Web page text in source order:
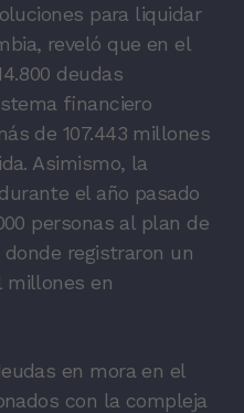
para liquidar
reveló que en el
deudas
financiero
de 107.443 millones
Asimismo, la
el año pasado
personas al plan de
registraron un
millones en
en mora en el
con la compleja